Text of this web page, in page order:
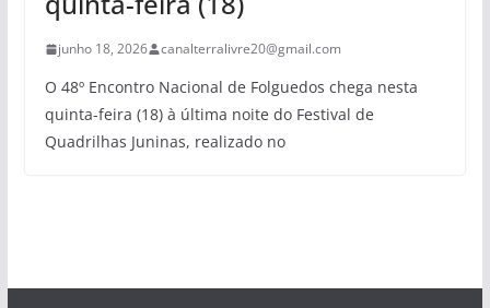
junho 18, 2026 canalterralivre20@gmail.com
O 48º Encontro Nacional de Folguedos chega nesta
quinta-feira (18) à última noite do Festival de
Quadrilhas Juninas, realizado no